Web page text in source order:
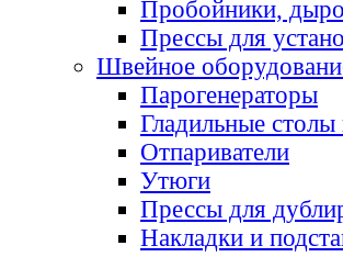
Пробойники,
Прессы для
Швейное
Парогенераторы
Гладильные
Отпариватели
Утюги
Прессы для
Накладки и